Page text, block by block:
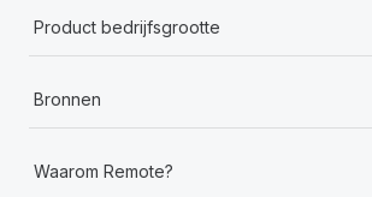
Product bedrijfsgrootte
Bronnen
Waarom Remote?